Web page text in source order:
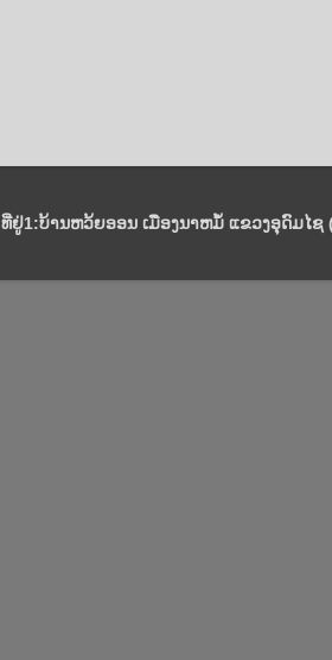
ທີ່ຢູ່1:ບ້ານຫວ້ຍອອນ ເມືອງນາຫມໍ້ ແຂວງອຸດົມໄຊ